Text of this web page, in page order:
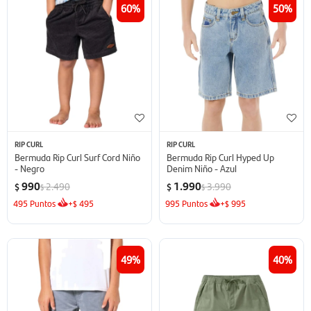
60
RIP CURL
Bermuda Rip Curl Surf Cord Niño
- Negro
$990$2.490
495 Puntos +$495
50
RIP CURL
Bermuda Rip Curl Hyped Up
Denim Niño - Azul
$ 1.990$3.990
995 Puntos +$995
49 40